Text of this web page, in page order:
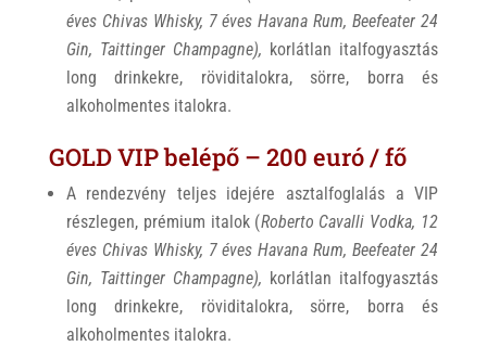
éves Chivas Whisky, 7 éves Havana Rum, Beefeater 24
Gin, Taittinger Champagne), korlátlan italfogyasztás
long drinkekre, röviditalokra, sörre, borra és
alkoholmentes italokra.
GOLD VIP belépő – 200 euró / fő
A rendezvény teljes idejére asztalfoglalás a VIP
részlegen, prémium italok (Roberto Cavalli Vodka, 12
éves Chivas Whisky, 7 éves Havana Rum, Beefeater 24
Gin, Taittinger Champagne), korlátlan italfogyasztás
long drinkekre, röviditalokra, sörre, borra és
alkoholmentes italokra.